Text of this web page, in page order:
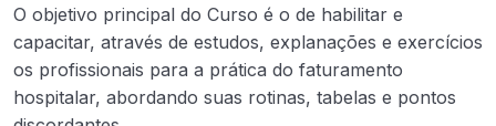
O objetivo principal do Curso é o de habilitar e
capacitar, através de estudos, explanações e exercícios
os profissionais para a prática do faturamento
hospitalar, abordando suas rotinas, tabelas e pontos